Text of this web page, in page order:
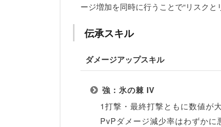
ージ増加を同時に行うことで“リスクと
伝承スキル
ダメージアップスキル
強：氷の棘 IV
1打撃・最終打撃ともに数値が
PvPダメージ減少率はわずかに